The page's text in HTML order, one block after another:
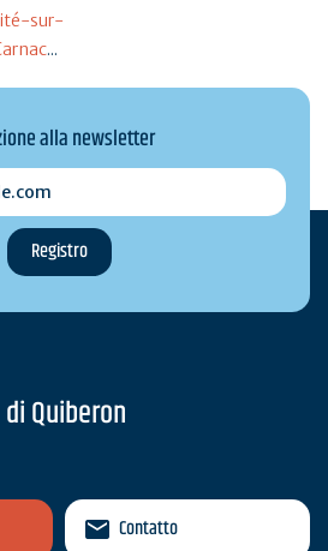
sur-
...
alla newsletter
Quiberon
Contatto